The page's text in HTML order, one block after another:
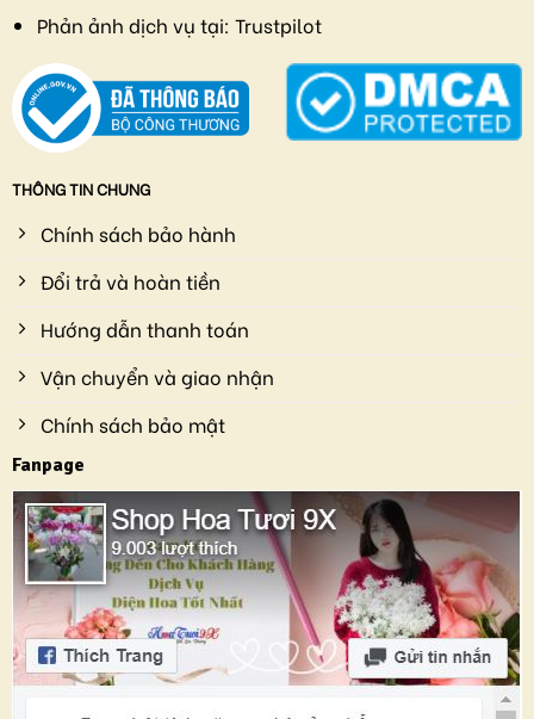
Phản ảnh dịch vụ tại: Trustpilot
THÔNG TIN CHUNG
Chính sách bảo hành
Đổi trả và hoàn tiền
Hướng dẫn thanh toán
Vận chuyển và giao nhận
Chính sách bảo mật
Fanpage